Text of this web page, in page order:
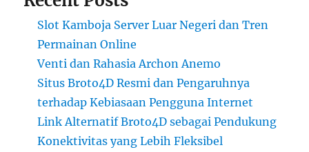
Slot Kamboja Server Luar Negeri dan Tren
Permainan Online
Venti dan Rahasia Archon Anemo
Situs Broto4D Resmi dan Pengaruhnya
terhadap Kebiasaan Pengguna Internet
Link Alternatif Broto4D sebagai Pendukung
Konektivitas yang Lebih Fleksibel